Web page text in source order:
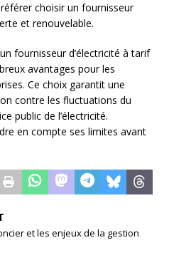
choisir un fournisseur
et renouvelable.
fournisseur d’électricité à tarif
avantages pour les
Ce choix garantit une
contre les fluctuations du
public de l’électricité.
en compte ses limites avant
et les enjeux de la gestion